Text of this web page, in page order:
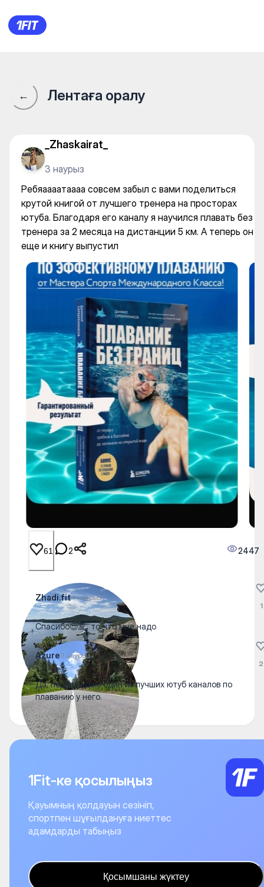
Ребяаааатаааа совсем
← Лентаға оралу
_Zhaskairat_
3 наурыз
Ребяаааатаааа совсем забыл с вами поделиться
крутой книгой от лучшего тренера на просторах
ютуба. Благодаря его каналу я научился плавать без
тренера за 2 месяца на дистанции 5 км. А теперь он
еще и книгу выпустил
61 2 2447
Zhadi.fit4 наурыз
Спасибо😍🙏, то что мне надо
1
Azure3 наурыз
Да, подверждаю один из лучших ютуб каналов по
плаванию у него.
2
1Fit-ке қосылыңыз
Қауымның қолдауын сезініп,
спортпен шұғылдануға ниеттес
адамдарды табыңыз
Қосымшаны жүктеу